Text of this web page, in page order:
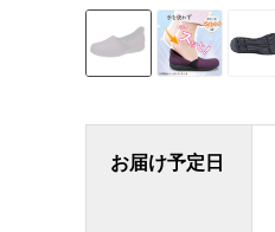
お届け予定日